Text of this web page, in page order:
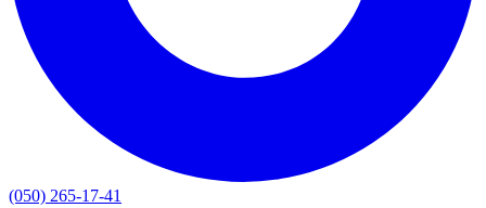
(050) 265-17-41